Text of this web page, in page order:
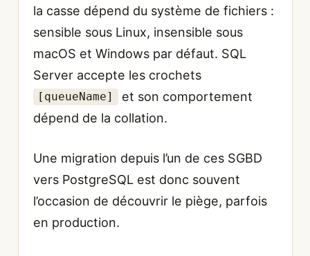
la casse dépend du système de fichiers :
sensible sous Linux, insensible sous
macOS et Windows par défaut. SQL
Server accepte les crochets
[queueName]
et son comportement
dépend de la collation.
Une migration depuis l’un de ces SGBD
vers PostgreSQL est donc souvent
l’occasion de découvrir le piège, parfois
en production.